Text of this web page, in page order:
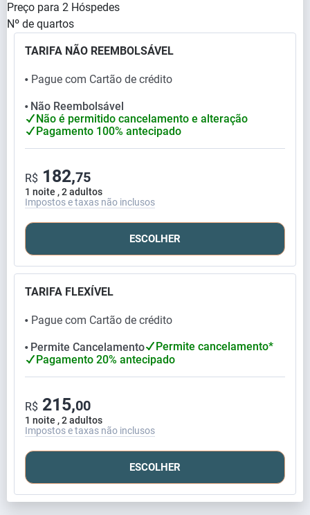
Preço para 2 Hóspedes
Nº de quartos
TARIFA NÃO REEMBOLSÁVEL
⬤ Pague com Cartão de crédito
⬤
Não Reembolsável
Não é permitido cancelamento e alteração
Pagamento 100% antecipado
1 noite , 2 adultos
R$ 182,75
Impostos e taxas não inclusos
ESCOLHER
TARIFA FLEXÍVEL
⬤ Pague com Cartão de crédito
⬤ Permite Cancelamento
Permite cancelamento*
Pagamento 20% antecipado
1 noite , 2 adultos
R$ 215,00
Impostos e taxas não inclusos
ESCOLHER